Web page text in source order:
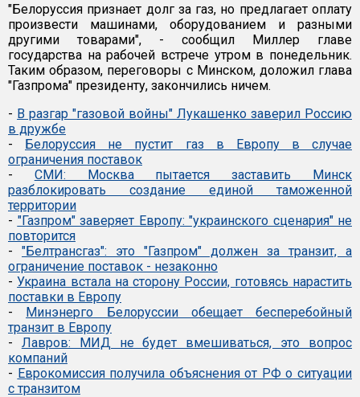
"Белоруссия признает долг за газ, но предлагает оплату
произвести машинами, оборудованием и разными
другими товарами", - сообщил Миллер главе
государства на рабочей встрече утром в понедельник.
Таким образом, переговоры с Минском, доложил глава
"Газпрома" президенту, закончились ничем.
- В разгар "газовой войны" Лукашенко заверил Россию
в дружбе
- Белоруссия не пустит газ в Европу в случае
ограничения поставок
- СМИ: Москва пытается заставить Минск
разблокировать создание единой таможенной
территории
- "Газпром" заверяет Европу: "украинского сценария" не
повторится
- "Белтрансгаз": это "Газпром" должен за транзит, а
ограничение поставок - незаконно
-Украина встала на сторону России, готовясь нарастить
поставки в Европу
- Минэнерго Белоруссии обещает бесперебойный
транзит в Европу
- Лавров: МИД не будет вмешиваться, это вопрос
компаний
- Еврокомиссия получила объяснения от РФ о ситуации
с транзитом